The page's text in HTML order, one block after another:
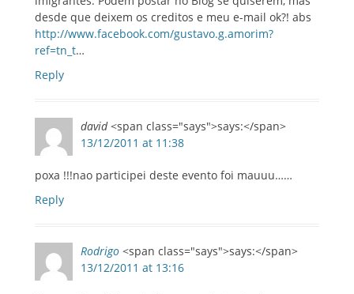
desde que deixem os creditos e meu e-mail ok?! abs
http://www.facebook.com/gustavo.g.amorim?
ref=tn_t…
Reply
david<span class="says">says:</span>
13/12/2011 at 11:38
poxa !!!nao participei deste evento foi mauuu……
Reply
Rodrigo <span class="says">says:</span>
13/12/2011 at 13:16